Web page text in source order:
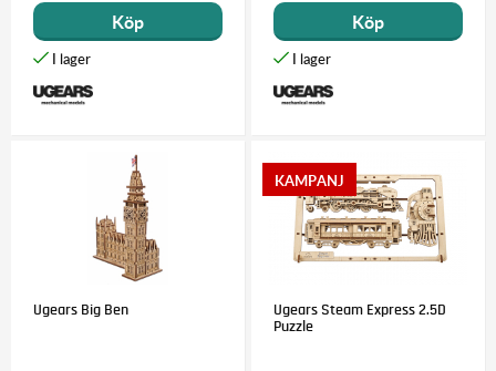
Köp Köp
Ugears Big Ben
Ugears Steam Express 2.5D
Puzzle